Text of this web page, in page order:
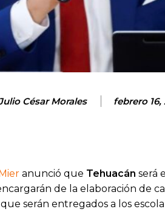
César Morales febrero 16,
anunció que Tehuacán será
de la elaboración de
serán entregados a los